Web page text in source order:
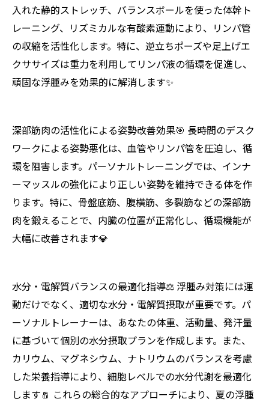
入れた静的ストレッチ、バランスボールを使った体幹ト
レーニング、リズミカルな有酸素運動により、リンパ管
の収縮を活性化します。特に、逆立ちポーズや足上げエ
クササイズは重力を利用してリンパ液の循環を促進し、
頑固な浮腫みを効果的に解消します✨
深部筋肉の活性化による姿勢改善効果🎯 長時間のデスク
ワークによる姿勢悪化は、血管やリンパ管を圧迫し、循
環を阻害します。パーソナルトレーニングでは、インナ
ーマッスルの強化により正しい姿勢を維持できる体を作
ります。特に、骨盤底筋、腹横筋、多裂筋などの深部筋
肉を鍛えることで、内臓の位置が正常化し、循環機能が
大幅に改善されます💎
水分・電解質バランスの最適化指導⚖️ 浮腫み対策には運
動だけでなく、適切な水分・電解質摂取が重要です。パ
ーソナルトレーナーは、あなたの体重、活動量、発汗量
に基づいて個別の水分摂取プランを作成します。また、
カリウム、マグネシウム、ナトリウムのバランスを考慮
した栄養指導により、細胞レベルでの水分代謝を最適化
します🧂 これらの総合的なアプローチにより、夏の浮腫